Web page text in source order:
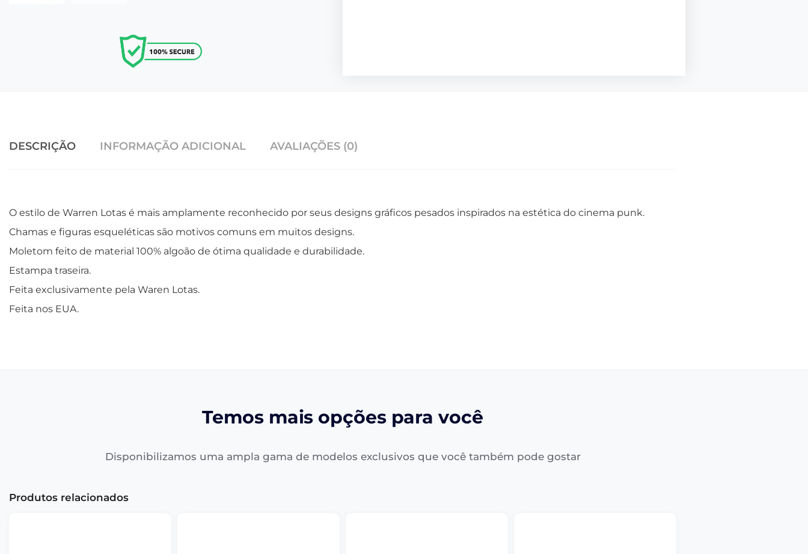
DESCRIÇÃO INFORMAÇÃO ADICIONAL AVALIAÇÕES (0)
O estilo de Warren Lotas é mais amplamente reconhecido por seus designs gráficos pesados ​​inspirados na estética do cinema punk.
Chamas e figuras esqueléticas são motivos comuns em muitos designs.
Moletom feito de material 100% algoão de ótima qualidade e durabilidade.
Estampa traseira.
Feita exclusivamente pela Waren Lotas.
Feita nos EUA.
Temos mais opções para você
Disponibilizamos uma ampla gama de modelos exclusivos que você também pode gostar
Produtos relacionados